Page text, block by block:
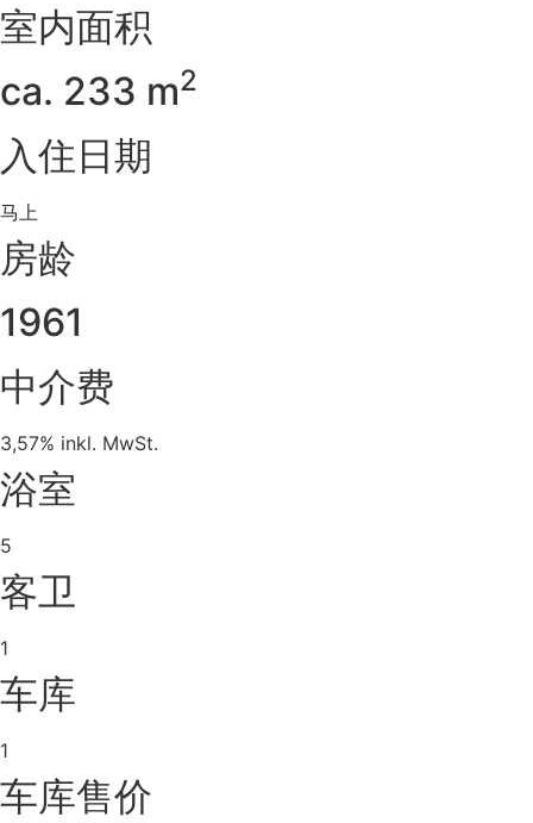
室内面积
ca. 233 m2
入住日期
马上
房龄
1961
中介费
3,57% inkl. MwSt.
浴室
5
客卫
1
车库
1
车库售价